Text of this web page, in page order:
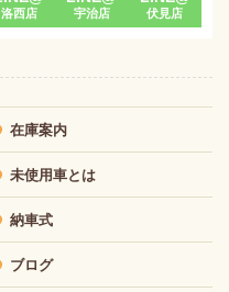
洛西店 宇治店 伏見店
在庫案内
未使用車とは
納車式
ブログ